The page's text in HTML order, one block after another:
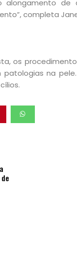
alongamento
completa
os
patologias na